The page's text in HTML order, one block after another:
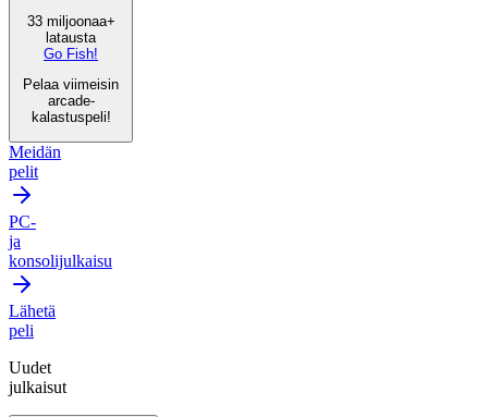
33 miljoonaa+
latausta
Go Fish!
Pelaa viimeisin
arcade-
kalastuspeli!
Meidän
pelit
PC-
ja
konsolijulkaisu
Lähetä
peli
Uudet
julkaisut